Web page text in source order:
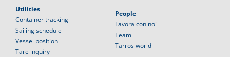
Utilities
Container tracking
Sailing schedule
Vessel position
Tare inquiry
People
Lavora con noi
Team
Tarros world